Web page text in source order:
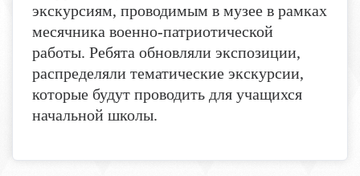
экскурсиям, проводимым в музее в рамках
месячника военно-патриотической
работы. Ребята обновляли экспозиции,
распределяли тематические экскурсии,
которые будут проводить для учащихся
начальной школы.